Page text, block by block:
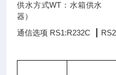
供水方式WT：水箱供
器）
通信选项 RS1:R232C ┃